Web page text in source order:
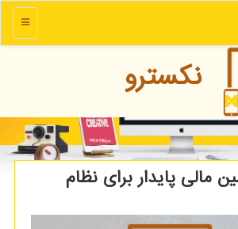
منو
نكسترو
مالی پایدار برای نظام